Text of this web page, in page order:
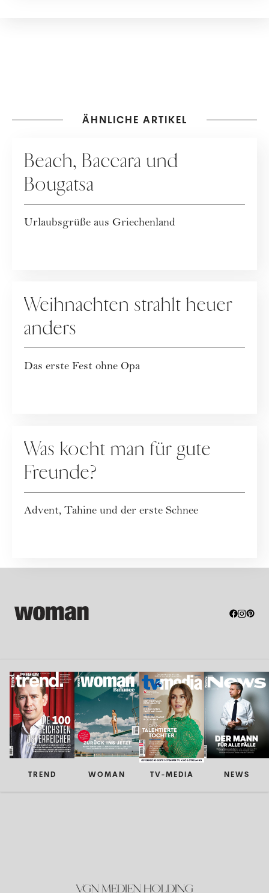
ÄHNLICHE ARTIKEL
Beach, Baccara und
Bougatsa
Urlaubsgrüße aus Griechenland
Weihnachten strahlt heuer
anders
Das erste Fest ohne Opa
Was kocht man für gute
Freunde?
Advent, Tahine und der erste Schnee
TREND WOMAN TV-MEDIA NEWS
VGN MEDIEN HOLDING